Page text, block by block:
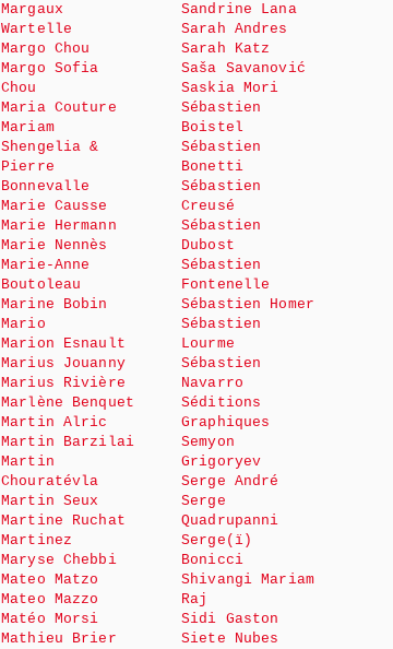
Margaux
Wartelle
Margo Chou
Margo Sofia
Chou
Maria Couture
Mariam
Shengelia &
Pierre
Bonnevalle
Marie Causse
Marie Hermann
Marie Nennès
Marie-Anne
Boutoleau
Marine Bobin
Mario
Marion Esnault
Marius Jouanny
Marius Rivière
Marlène Benquet
Martin Alric
Martin Barzilai
Martin
Chouratévla
Martin Seux
Martine Ruchat
Martinez
Maryse Chebbi
Mateo Matzo
Mateo Mazzo
Matéo Morsi
Mathieu Brier
Sandrine Lana
Sarah Andres
Sarah Katz
Saša Savanović
Saskia Mori
Sébastien
Boistel
Sébastien
Bonetti
Sébastien
Creusé
Sébastien
Dubost
Sébastien
Fontenelle
Sébastien Homer
Sébastien
Lourme
Sébastien
Navarro
Séditions
Graphiques
Semyon
Grigoryev
Serge André
Serge
Quadrupanni
Serge(ï)
Bonicci
Shivangi Mariam
Raj
Sidi Gaston
Siete Nubes